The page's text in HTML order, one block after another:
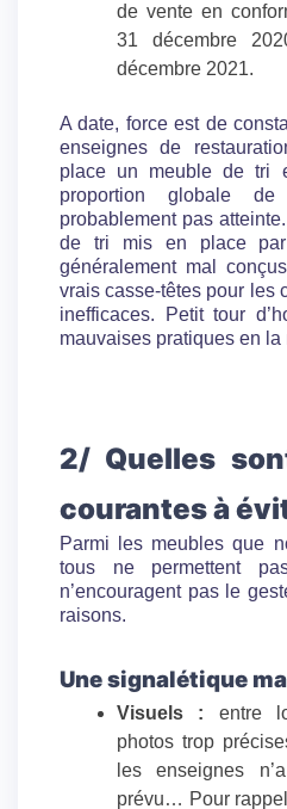
de vente en
31 décembre
décembre 2021.
A date, force est de
enseignes de
place un meuble de tri
proportion globale
probablement pas
de tri mis en place
généralement mal
vrais casse-têtes pour les
inefficaces. Petit tour
mauvaises pratiques en la
2/ Quelles
courantes à
Parmi les meubles que
tous ne permettent
n’encouragent pas le
raisons.
Une signalétique
Visuels : entre
photos trop
les enseignes
prévu… Pour